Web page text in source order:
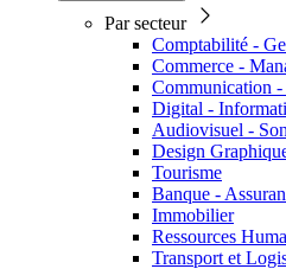
Par secteur
Comptabilité -
Commerce -
Communication
Digital -
Audiovisuel - Son
Design
Tourisme
Banque -
Immobilier
Ressources
Transport et